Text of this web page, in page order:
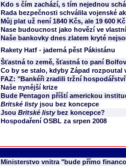
Kdo s čím zachází, s tím nejednou
Rada bezpečnosti schválila vojenské
Můj plat už není 1840 Kčs, ale 19 600
Nase budoucnost jako hovězí ve
Naše bankovky dnes zlatem kryté
Rakety Hatf - jaderná pěst Pákistánu
Šťastná to země, šťastná to paní
Co by se stalo, kdyby Západ rozpoutal
FAZ: "Bankéři zradili tržní
Naše nynější krize
Bude Pentagon příští americkou
Britské listyjsou bez koncepce
Jsou Britské listybez koncepce?
Hospodaření OSBL za srpen 2008
Ministerstvo vnitra "bude přímo